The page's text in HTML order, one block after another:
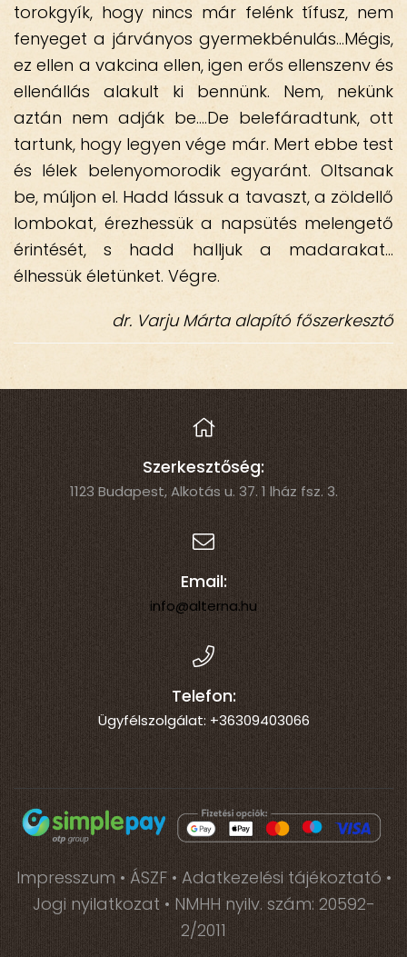
torokgyík, hogy nincs már felénk tífusz, nem
fenyeget a járványos gyermekbénulás…Mégis,
ez ellen a vakcina ellen, igen erős ellenszenv és
ellenállás alakult ki bennünk. Nem, nekünk
aztán nem adják be….De belefáradtunk, ott
tartunk, hogy legyen vége már. Mert ebbe test
és lélek belenyomorodik egyaránt. Oltsanak
be, múljon el. Hadd lássuk a tavaszt, a zöldellő
lombokat, érezhessük a napsütés melengető
érintését, s hadd halljuk a madarakat…
élhessük életünket. Végre.
dr. Varju Márta alapító főszerkesztő
Szerkesztőség:
1123 Budapest, Alkotás u. 37. 1 lház fsz. 3.
Email:
info@alterna.hu
Telefon:
Ügyfélszolgálat: +36309403066
Impresszum • ÁSZF • Adatkezelési tájékoztató •
Jogi nyilatkozat • NMHH nyilv. szám: 20592-
2/2011